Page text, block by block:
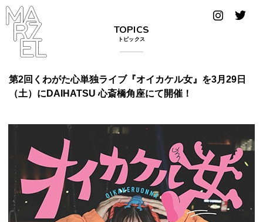
フィ
デザ
ナー
コンゴ
ブカ
プール
スーツ
ンテ
TOPICS
トピックス
第2回くわがた心単独ライブ『オイカケル女』を3月29日
（土）にDAIHATSU 心斎橋角座にて開催！